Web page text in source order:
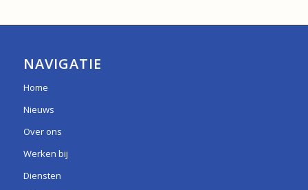
NAVIGATIE
Home
Nieuws
Over ons
Werken bij
Diensten